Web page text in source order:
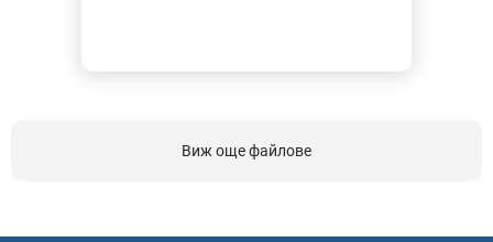
Виж още файлове